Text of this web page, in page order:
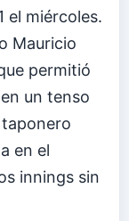
el miércoles.
Mauricio
permitió
un tenso
en el
innings sin